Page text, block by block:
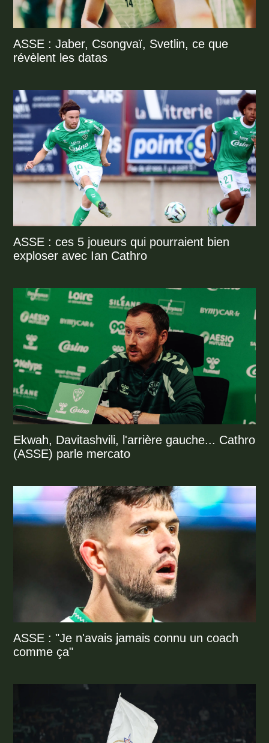
ASSE : Jaber, Csongvaï, Svetlin, ce que
révèlent les datas
ASSE : ces 5 joueurs qui pourraient bien
exploser avec Ian Cathro
Ekwah, Davitashvili, l'arrière gauche... Cathro
(ASSE) parle mercato
ASSE : "Je n'avais jamais connu un coach
comme ça"